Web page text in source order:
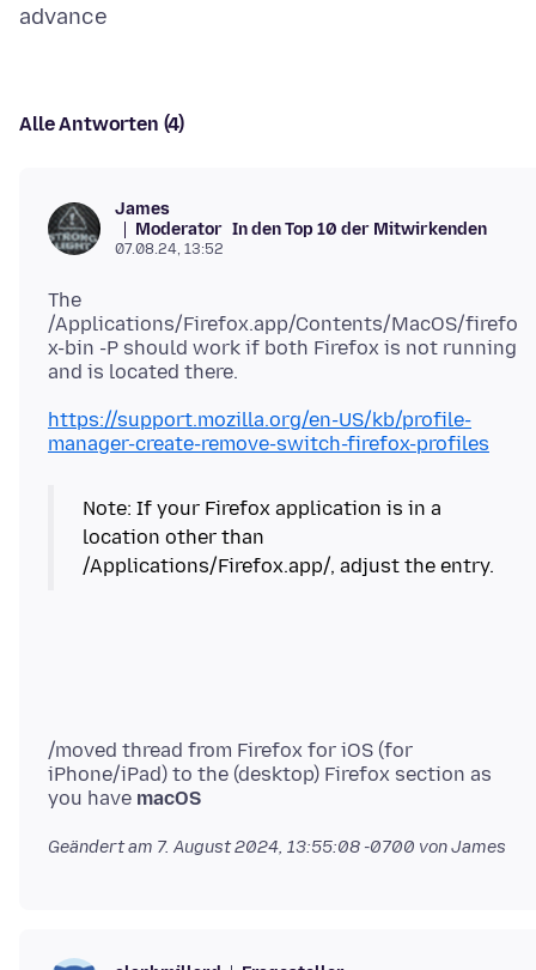
Alle Antworten (4)
James
Moderator In den Top 10 der Mitwirkenden
07.08.24, 13:52
The
/Applications/Firefox.app/Contents/MacOS/firefo
x-bin -P should work if both Firefox is not running
https://support.mozilla.org/en-US/kb/profile-
manager-create-remove-switch-firefox-profiles
Note: If your Firefox application is in a
location other than
/Applications/Firefox.app/, adjust the entry.
/moved thread from Firefox for iOS (for
iPhone/iPad) to the (desktop) Firefox section as
you have macOS
Geändert am 7. August 2024, 13:55:08 -0700 von James